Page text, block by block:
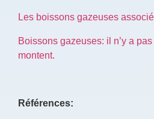
Les boissons gazeuses
Boissons gazeuses: il n’y a
montent.
Références: